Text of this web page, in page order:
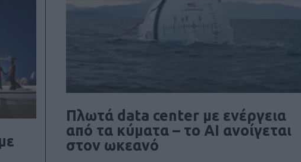
Πλωτά data center με ενέργεια
από τα κύματα – το AI ανοίγεται
στον ωκεανό